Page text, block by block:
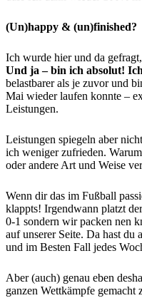
(Un)happy & (un)finished?
Ich wurde hier und da
Und ja – bin ich absolut!
belastbarer als je zuvor und
Mai wieder laufen konnte –
Leistungen.
Leistungen spiegeln aber
ich weniger zufrieden.
oder andere Art und Weise
Wenn dir das im Fußball
klappts! Irgendwann platzt
0-1 sondern wir packen nen
auf unserer Seite. Da hast du
und im Besten Fall jedes
Aber (auch) genau eben
ganzen Wettkämpfe gemacht